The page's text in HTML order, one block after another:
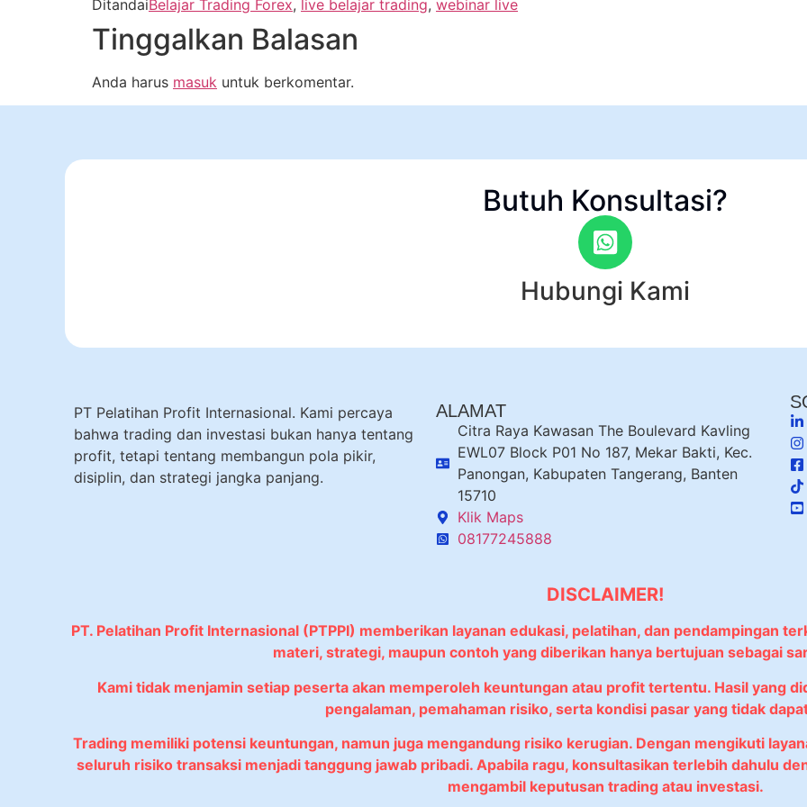
DitandaiBelajar Trading Forex, live belajar trading, webinar live
Tinggalkan Balasan
Anda harus masuk untuk berkomentar.
Butuh Konsultasi?
Hubungi Kami
PT Pelatihan Profit Internasional. Kami percaya
bahwa trading dan investasi bukan hanya tentang
profit, tetapi tentang membangun pola pikir,
disiplin, dan strategi jangka panjang.
ALAMAT
Citra Raya Kawasan The Boulevard Kavling
EWL07 Block P01 No 187, Mekar Bakti, Kec.
Panongan, Kabupaten Tangerang, Banten
15710
Klik Maps
08177245888
DISCLAIMER!
PT. Pelatihan Profit Internasional (PTPPI) memberikan layanan edukasi, pelatihan, dan pendampingan
materi, strategi, maupun contoh yang diberikan hanya bertujuan sebagai
Kami tidak menjamin setiap peserta akan memperoleh keuntungan atau profit tertentu. Hasil yang
pengalaman, pemahaman risiko, serta kondisi pasar yang tidak
Trading memiliki potensi keuntungan, namun juga mengandung risiko kerugian. Dengan mengikuti
seluruh risiko transaksi menjadi tanggung jawab pribadi. Apabila ragu, konsultasikan terlebih dahulu
mengambil keputusan trading atau investasi.